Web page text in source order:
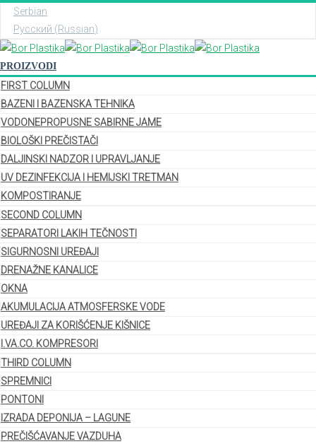
Serbian
Русский (Russian)
PROIZVODI
FIRST COLUMN
BAZENI I BAZENSKA TEHNIKA
VODONEPROPUSNE SABIRNE JAME
BIOLOŠKI PREČISTAČI
DALJINSKI NADZOR I UPRAVLJANJE
UV DEZINFEKCIJA I HEMIJSKI TRETMAN
KOMPOSTIRANJE
SECOND COLUMN
SEPARATORI LAKIH TEČNOSTI
SIGURNOSNI UREĐAJI
DRENAŽNE KANALICE
OKNA
AKUMULACIJA ATMOSFERSKE VODE
UREĐAJI ZA KORIŠĆENJE KIŠNICE
I.VA.CO. KOMPRESORI
THIRD COLUMN
SPREMNICI
PONTONI
IZRADA DEPONIJA – LAGUNE
PREČIŠĆAVANJE VAZDUHA